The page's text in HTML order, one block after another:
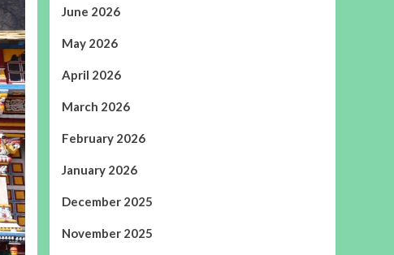
June 2026
May 2026
April 2026
March 2026
February 2026
January 2026
December 2025
November 2025